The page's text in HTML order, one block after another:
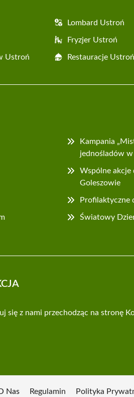
Lombard Ustroń
Fryzjer Ustroń
Ustroń Restauracje Ustroń
Kampania
jednośladów
Wspólne akcje
Goleszowie
Profilaktyczne
Światowy
się z nami przechodząc na stronę
Nas Regulamin Polityka